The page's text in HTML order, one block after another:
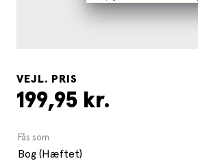
VEJL. PRIS
199,95 kr.
Fås som
Bog (Hæftet)